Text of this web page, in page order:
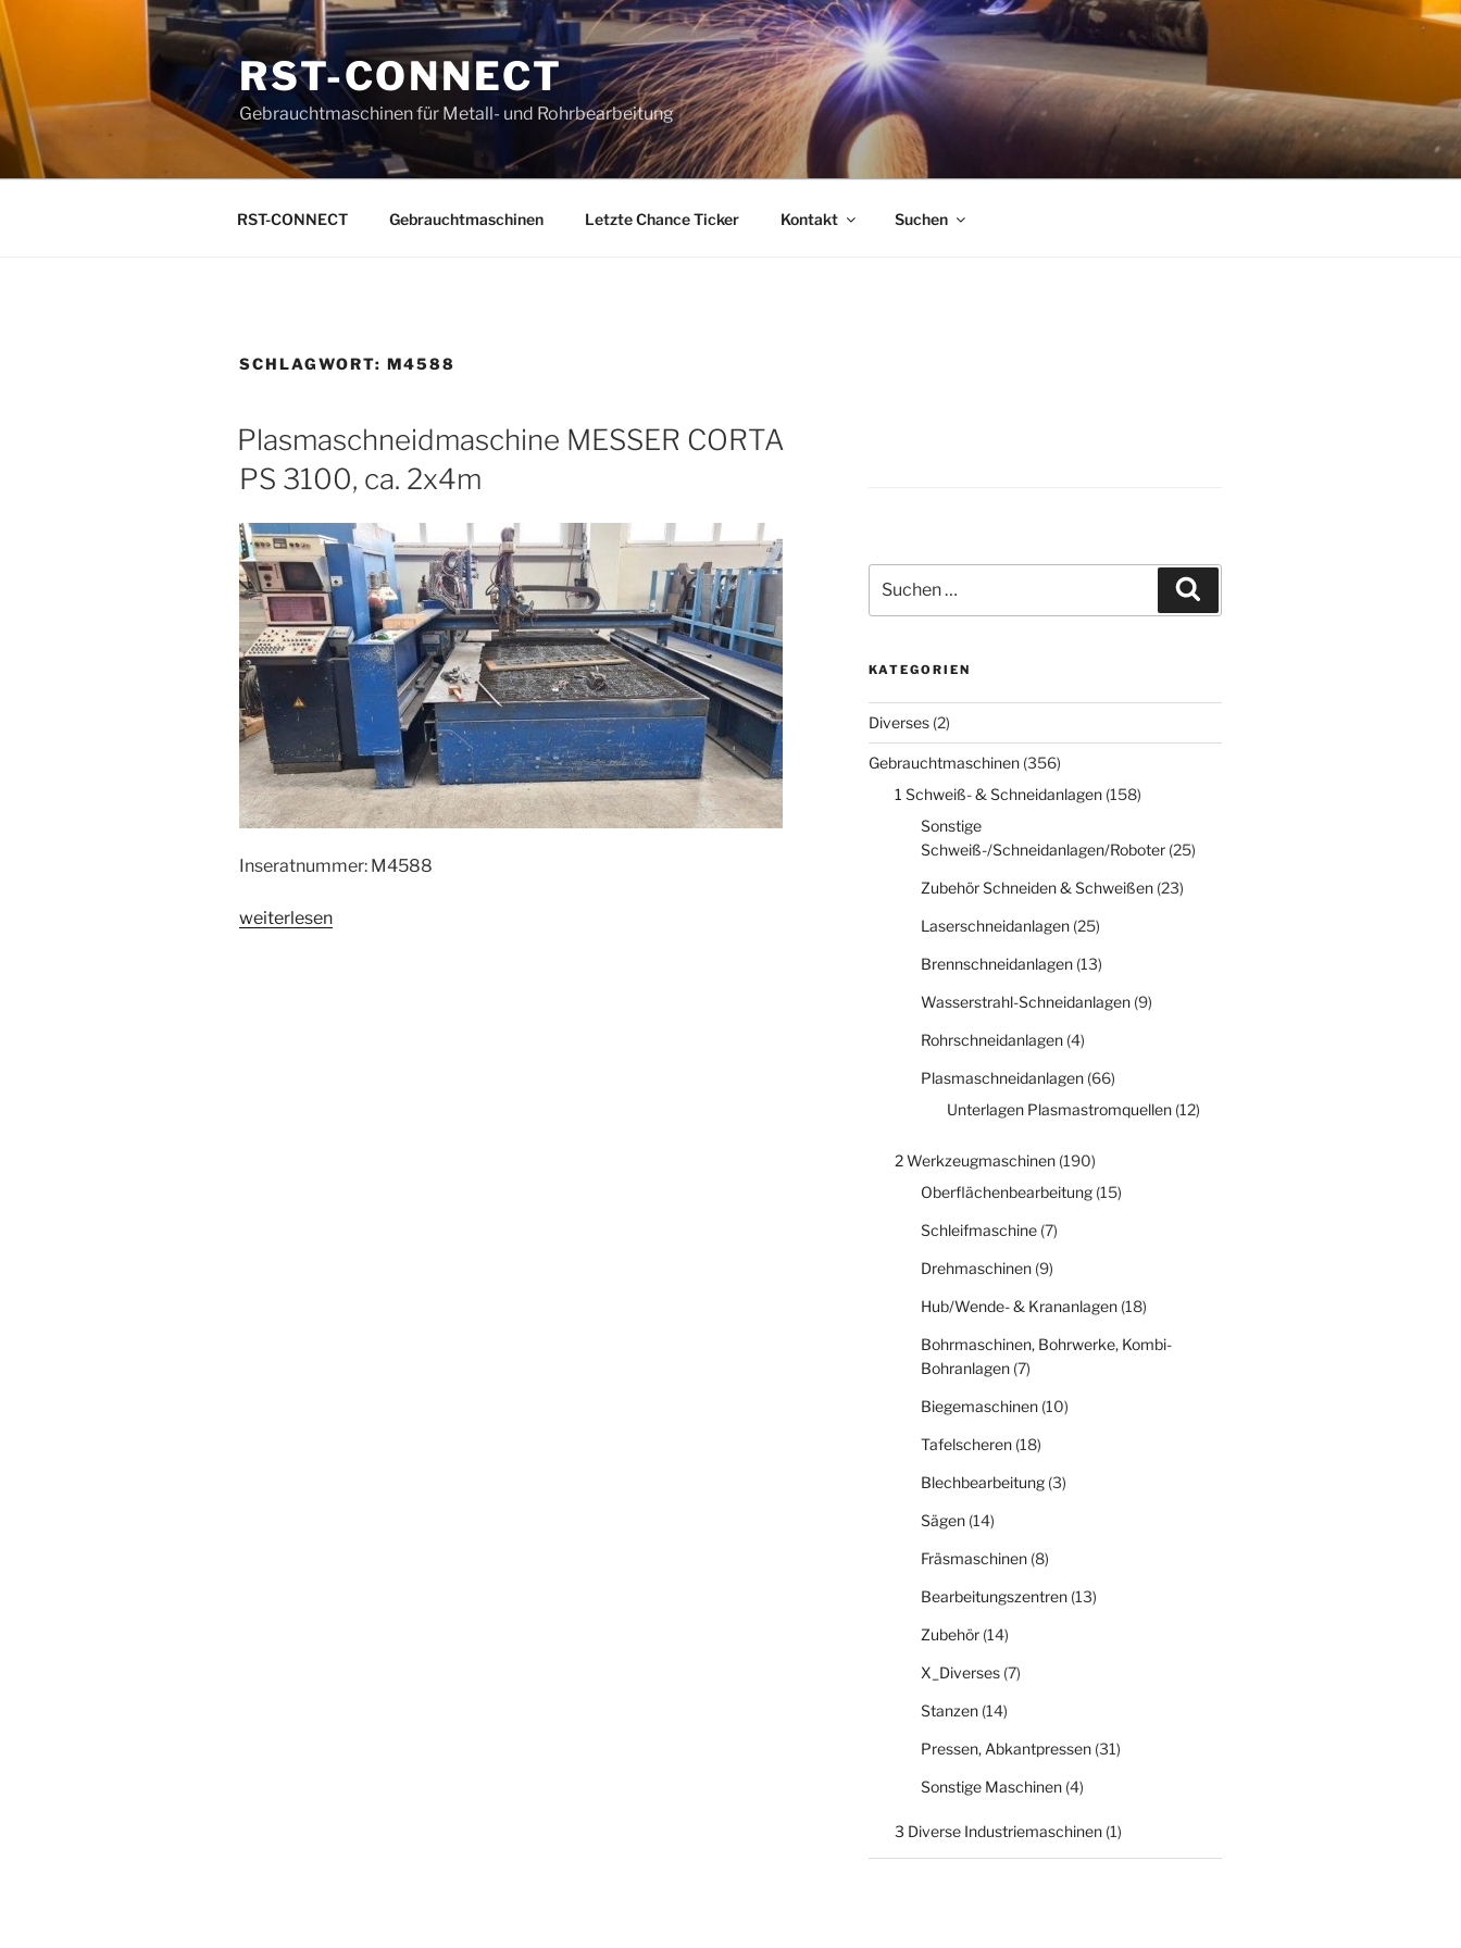
Zum
Inhalt
springen
RST-CONNECT
Gebrauchtmaschinen für Metall- und Rohrbearbeitung
RST-CONNECT Gebrauchtmaschinen Letzte Chance Ticker Kontakt Suchen
SCHLAGWORT: M4588
Plasmaschneidmaschine MESSER CORTA
PS 3100, ca. 2x4m
Inseratnummer: M4588
„Plasmaschneidmaschine
weiterlesen
nach:
KATEGORIEN
Diverses(2)
Gebrauchtmaschinen(356)
1 Schweiß- & Schneidanlagen(158)
Sonstige
Schweiß-/Schneidanlagen/Roboter(25)
Zubehör Schneiden & Schweißen(23)
Laserschneidanlagen(25)
Brennschneidanlagen(13)
Wasserstrahl-Schneidanlagen(9)
Rohrschneidanlagen(4)
Plasmaschneidanlagen(66)
Unterlagen Plasmastromquellen(12)
2 Werkzeugmaschinen(190)
Oberflächenbearbeitung(15)
Schleifmaschine(7)
Drehmaschinen(9)
Hub/Wende- & Krananlagen(18)
Bohrmaschinen, Bohrwerke, Kombi-
Bohranlagen(7)
Biegemaschinen(10)
Tafelscheren(18)
Blechbearbeitung(3)
Sägen(14)
Fräsmaschinen(8)
Bearbeitungszentren(13)
Zubehör(14)
X_Diverses(7)
Stanzen(14)
Pressen, Abkantpressen(31)
Sonstige Maschinen(4)
3 Diverse Industriemaschinen(1)